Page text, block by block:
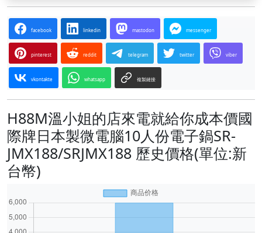
facebook linkedin mastodon messenger
pinterest reddit telegram twitter viber
vkontakte whatsapp 複製鏈接
H88M溫小姐的店來電就給你成本價國
際牌日本製微電腦10人份電子鍋SR-
JMX188/SRJMX188 歷史價格(單位:新
台幣)